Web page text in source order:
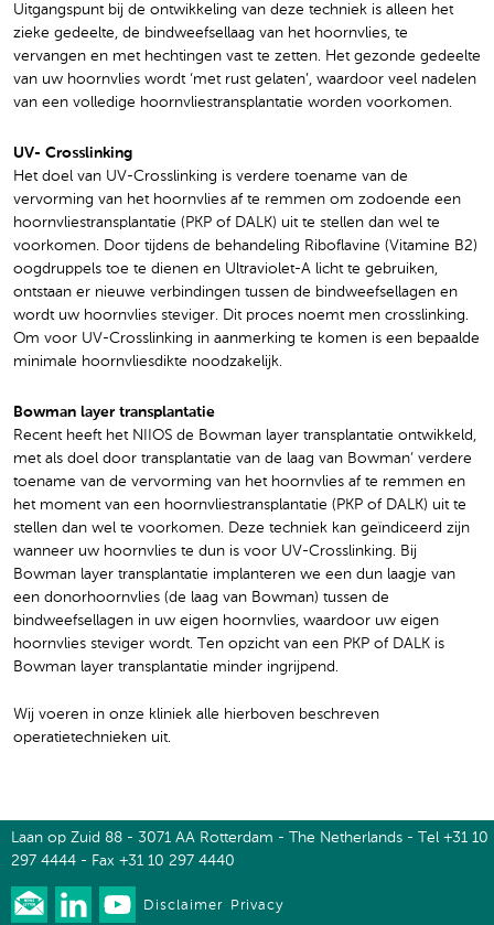
Uitgangspunt bij de ontwikkeling van deze techniek is alleen het
zieke gedeelte, de bindweefsellaag van het hoornvlies, te
vervangen en met hechtingen vast te zetten. Het gezonde gedeelte
van uw hoornvlies wordt ‘met rust gelaten’, waardoor veel nadelen
van een volledige hoornvliestransplantatie worden voorkomen.
UV- Crosslinking
Het doel van UV-Crosslinking is verdere toename van de
vervorming van het hoornvlies af te remmen om zodoende een
hoornvliestransplantatie (PKP of DALK) uit te stellen dan wel te
voorkomen. Door tijdens de behandeling Riboflavine (Vitamine B2)
oogdruppels toe te dienen en Ultraviolet-A licht te gebruiken,
ontstaan er nieuwe verbindingen tussen de bindweefsellagen en
wordt uw hoornvlies steviger. Dit proces noemt men crosslinking.
Om voor UV-Crosslinking in aanmerking te komen is een bepaalde
minimale hoornvliesdikte noodzakelijk.
Bowman layer transplantatie
Recent heeft het NIIOS de Bowman layer transplantatie ontwikkeld,
met als doel door transplantatie van de laag van Bowman’ verdere
toename van de vervorming van het hoornvlies af te remmen en
het moment van een hoornvliestransplantatie (PKP of DALK) uit te
stellen dan wel te voorkomen. Deze techniek kan geïndiceerd zijn
wanneer uw hoornvlies te dun is voor UV-Crosslinking. Bij
Bowman layer transplantatie implanteren we een dun laagje van
een donorhoornvlies (de laag van Bowman) tussen de
bindweefsellagen in uw eigen hoornvlies, waardoor uw eigen
hoornvlies steviger wordt. Ten opzicht van een PKP of DALK is
Bowman layer transplantatie minder ingrijpend.
Wij voeren in onze kliniek alle hierboven beschreven
operatietechnieken uit.
Laan op Zuid 88 - 3071 AA Rotterdam - The Netherlands - Tel +31 10
297 4444 - Fax +31 10 297 4440
Disclaimer Privacy